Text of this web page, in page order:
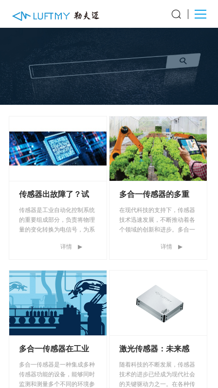
传感器出故障了？试
一下这几个检测方法
吧！
传感器是工业自动化控制系统
的重要组成部分，负责将物理
量的变化转换为电信号，为系
器在使用过程中可能会出现故
法，对于及时发现和排除故障
具有重要意义。
详情 ▶
多合一传感器的多重
应用
在现代科技的支持下，传感器
技术迅速发展，不断推动着各
个领域的创新和进步。多合一
分支，具有广泛的应用前景。
详情 ▶
多合一传感器在工业
自动化中的应用
多合一传感器是一种集成多种
传感器功能的设备，能够同时
监测和测量多个不同的环境参
激光传感器：未来感
知科技的驱动力
随着科技的不断发展，传感器
技术的进步已经成为现代社会
的关键驱动力之一。在各种传